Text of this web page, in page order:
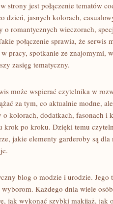
strony jest połączenie tematów
dzień, jasnych kolorach,
o romantycznych wieczorach,
połączenie sprawia, że serwis
pracy, spotkanie ze znajomymi,
zasięg tematyczny.
może wspierać czytelnika w
za tym, co aktualnie modne,
kolorach, dodatkach, fasonach i
krok po kroku. Dzięki temu
jakie elementy garderoby są
blog o modzie i urodzie. Jego
Każdego dnia wiele
jak wykonać szybki makijaż, jak